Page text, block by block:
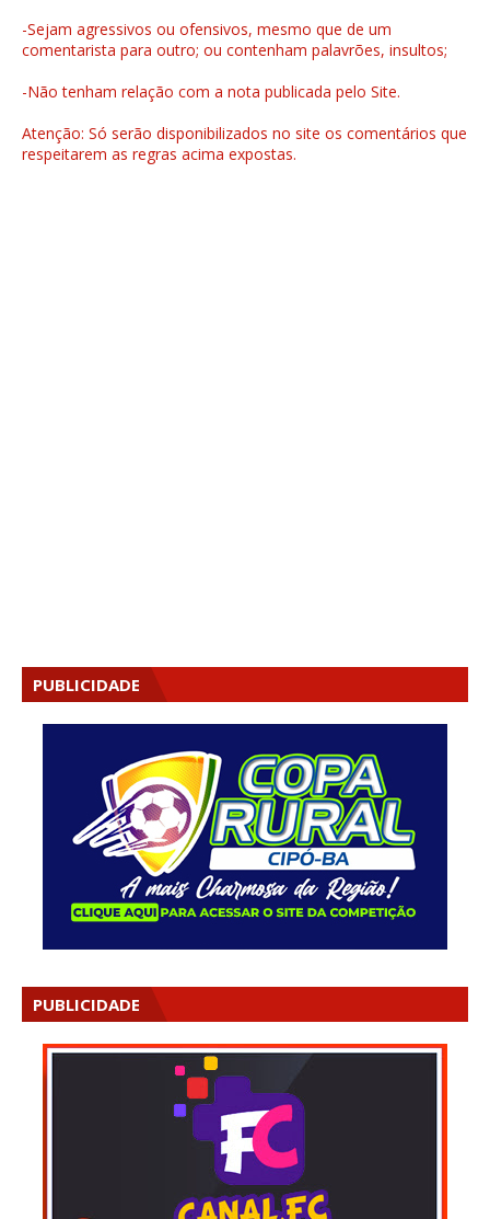
-Sejam agressivos ou ofensivos, mesmo que de um
comentarista para outro; ou contenham palavrões, insultos;
-Não tenham relação com a nota publicada pelo Site.
Atenção: Só serão disponibilizados no site os comentários que
respeitarem as regras acima expostas.
PUBLICIDADE
PUBLICIDADE